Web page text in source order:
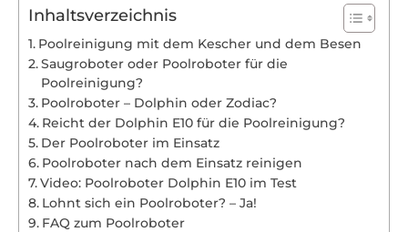
Inhaltsverzeichnis
Poolreinigung mit dem Kescher und dem Besen
Saugroboter oder Poolroboter für die
Poolreinigung?
Poolroboter – Dolphin oder Zodiac?
Reicht der Dolphin E10 für die Poolreinigung?
Der Poolroboter im Einsatz
Poolroboter nach dem Einsatz reinigen
Video: Poolroboter Dolphin E10 im Test
Lohnt sich ein Poolroboter? – Ja!
FAQ zum Poolroboter